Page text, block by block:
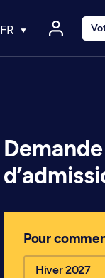
FR
Demande
Pour
Hiver 2027